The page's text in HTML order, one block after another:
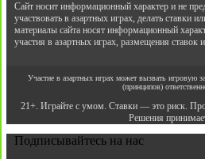
Сайт носит информационный характер и не
участвовать в азартных играх, делать ставки
материалы сайта носят информационный
участия в азартных играх, размещения
Участие в азартных играх может вызвать игровую
(принципов)
21+. Играйте с умом. Ставки — это риск.
Решения
Подписывайтесь на нас